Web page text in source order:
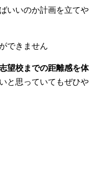
いいのか計画を立てや
できません
望校までの距離感を体
と思っていてもぜひや